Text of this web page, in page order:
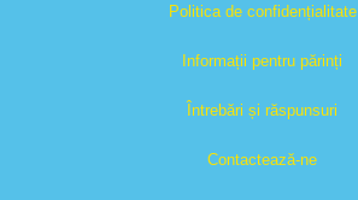
Politica de confidențialitate
Informații pentru părinți
Întrebări și răspunsuri
Contactează-ne